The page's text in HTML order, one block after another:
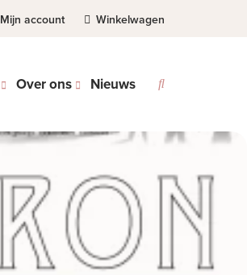
Mijn account Winkelwagen
Over ons Nieuws